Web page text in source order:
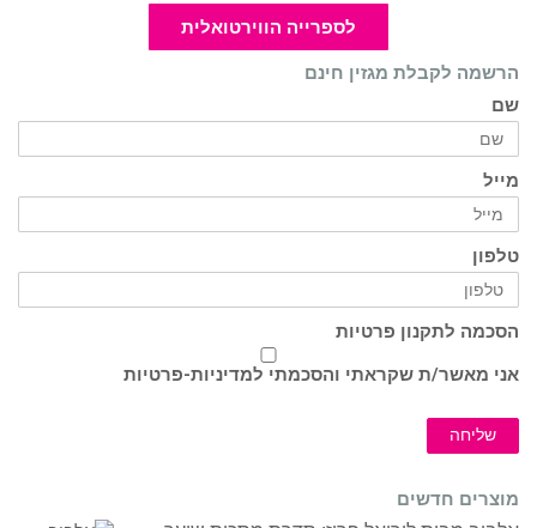
לספרייה הווירטואלית
הרשמה לקבלת מגזין חינם
שם
מייל
טלפון
הסכמה לתקנון פרטיות
אני מאשר/ת שקראתי והסכמתי למדיניות-פרטיות
שליחה
מוצרים חדשים